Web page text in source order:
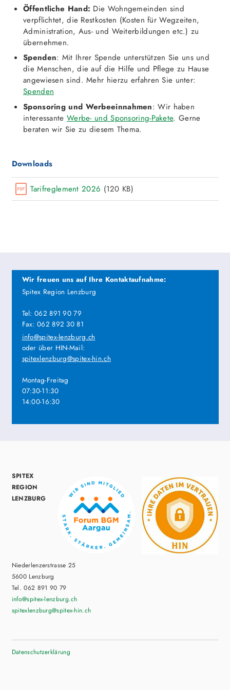
Öffentliche Hand: Die Wohngemeinden sind
verpflichtet, die Restkosten (Kosten für Wegzeiten,
Administration, Aus- und Weiterbildungen etc.) zu
übernehmen.
Spenden: Mit Ihrer Spende unterstützen Sie uns und
die Menschen, die auf die Hilfe und Pflege zu Hause
angewiesen sind. Mehr hierzu erfahren Sie unter:
Spenden
Sponsoring und Werbeeinnahmen: Wir haben
interessante Werbe- und Sponsoring-Pakete. Gerne
beraten wir Sie zu diesem Thema.
Downloads
Tarifreglement 2026 (120 KB)
Wir freuen uns auf Ihre Kontaktaufnahme:
Spitex Region Lenzburg
Tel: 062 891 90 79
Fax: 062 892 30 81
info@spitex-lenzburg.ch
oder über HIN-Mail:
spitexlenzburg@spitex-hin.ch
Montag-Freitag
07:30-11:30
14:00-16:30
SPITEX
REGION
LENZBURG
Niederlenzerstrasse 25
5600 Lenzburg
Tel. 062 891 90 79
info@spitex-lenzburg.ch
spitexlenzburg@spitex-hin.ch
Datenschutzerklärung